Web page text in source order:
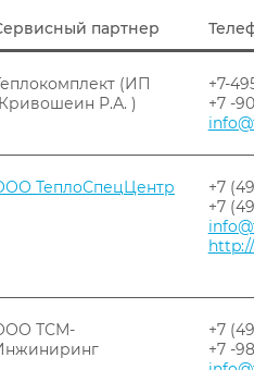
партнер
(ИП
Р.А. )
+7-
+7 -
ТеплоСпецЦентр
+7
+7
ТСМ-
+7
+7 -